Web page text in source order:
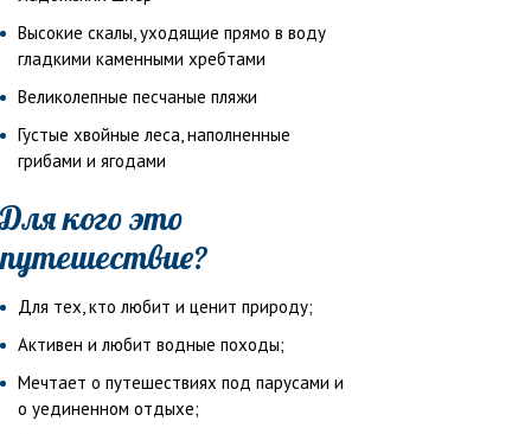
Высокие скалы, уходящие прямо в воду
гладкими каменными хребтами
Великолепные песчаные пляжи
Густые хвойные леса, наполненные
грибами и ягодами
Для кого это
путешествие?
Для тех, кто любит и ценит природу;
Активен и любит водные походы;
Мечтает о путешествиях под парусами и
о уединенном отдыхе;